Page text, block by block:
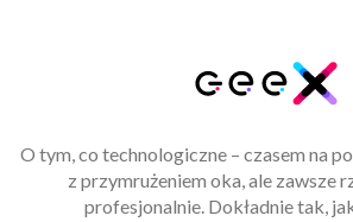
O tym, co technologiczne – czasem na
z przymrużeniem oka, ale zawsze
profesjonalnie. Dokładnie tak,